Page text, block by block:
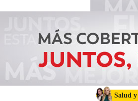
Salud y